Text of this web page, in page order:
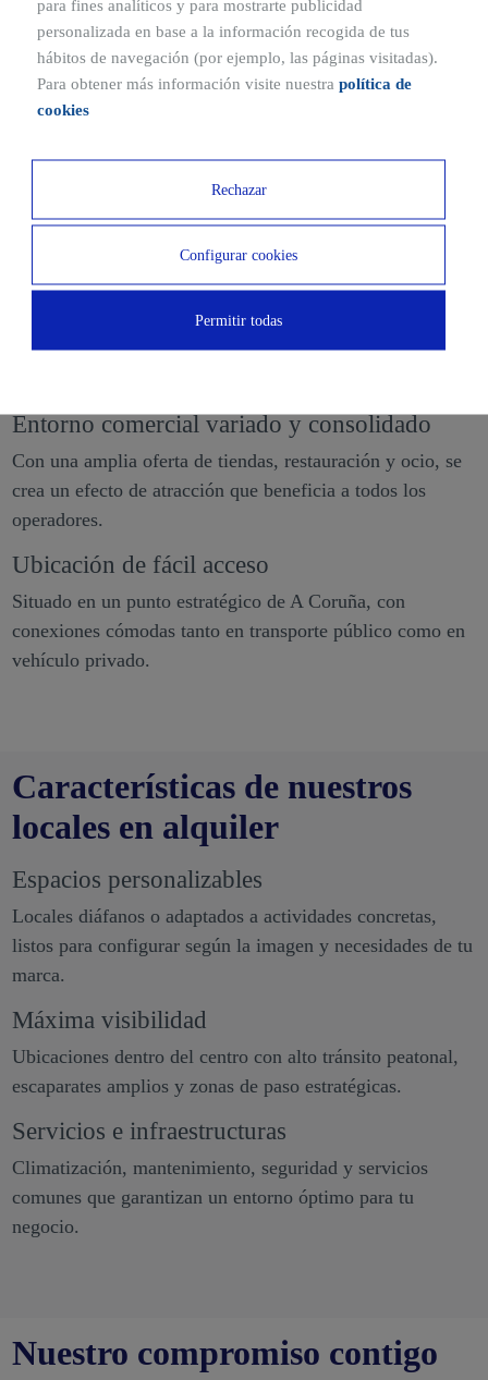
¿Por qué alquilar un local en el
centro comercial de A Coruña?
Tráfico constante de visitantes
El centro comercial recibe diariamente un gran número de
clientes, lo que proporciona una visibilidad óptima para tu
Entorno comercial variado y consolidado
Con una amplia oferta de tiendas, restauración y ocio, se
crea un efecto de atracción que beneficia a todos los
operadores.
Ubicación de fácil acceso
Situado en un punto estratégico de A Coruña, con
conexiones cómodas tanto en transporte público como en
vehículo privado.
Características de nuestros
locales en alquiler
Espacios personalizables
Locales diáfanos o adaptados a actividades concretas,
listos para configurar según la imagen y necesidades de tu
marca.
Máxima visibilidad
Ubicaciones dentro del centro con alto tránsito peatonal,
escaparates amplios y zonas de paso estratégicas.
Servicios e infraestructuras
Climatización, mantenimiento, seguridad y servicios
comunes que garantizan un entorno óptimo para tu
negocio.
Nuestro compromiso contigo
para fines analíticos y para mostrarte publicidad
personalizada en base a la información recogida de tus
hábitos de navegación (por ejemplo, las páginas visitadas).
Para obtener más información visite nuestra política de
cookies
Rechazar
Configurar cookies
Permitir todas